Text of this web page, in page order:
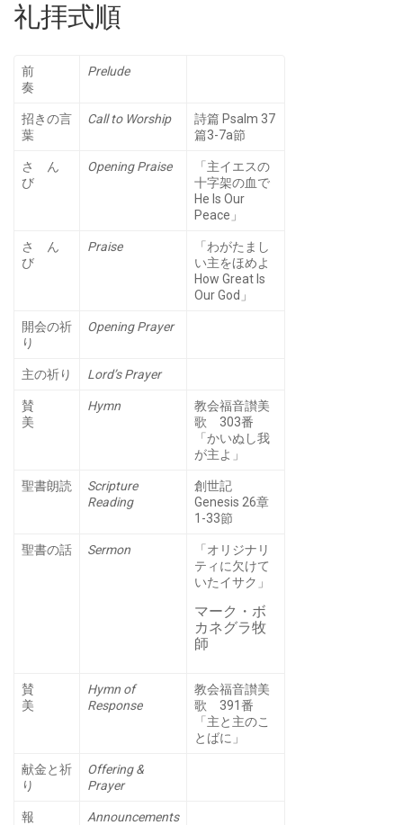
礼拝式順
前
奏
Prelude
招きの言
葉
Call to Worship
詩篇 Psalm 37
篇3-7a節
さ ん
び
Opening Praise
「主イエスの
十字架の血で
He Is Our
Peace」
さ ん
び
Praise
「わがたまし
い主をほめよ
How Great Is
Our God」
開会の祈
り
Opening Prayer
主の祈り Lord’s Prayer
賛
美
Hymn
教会福音讃美
歌 303番
「かいぬし我
が主よ」
聖書朗読
Scripture
Reading
創世記
Genesis 26章
1-33節
聖書の話 Sermon
「オリジナリ
ティに欠けて
いたイサク」
マーク・ボ
カネグラ牧
師
賛
美
Hymn of
Response
教会福音讃美
歌 391番
「主と主のこ
とばに」
献金と祈
り
Offering &
Prayer
報
Announcements